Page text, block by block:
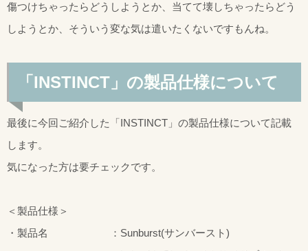
傷つけちゃったらどうしようとか、当てて壊しちゃったらどう
しようとか、そういう変な気は遣いたくないですもんね。
「INSTINCT」の製品仕様について
最後に今回ご紹介した「INSTINCT」の製品仕様について記載
します。
気になった方は要チェックです。
＜製品仕様＞
・製品名 ：Sunburst(サンバースト)